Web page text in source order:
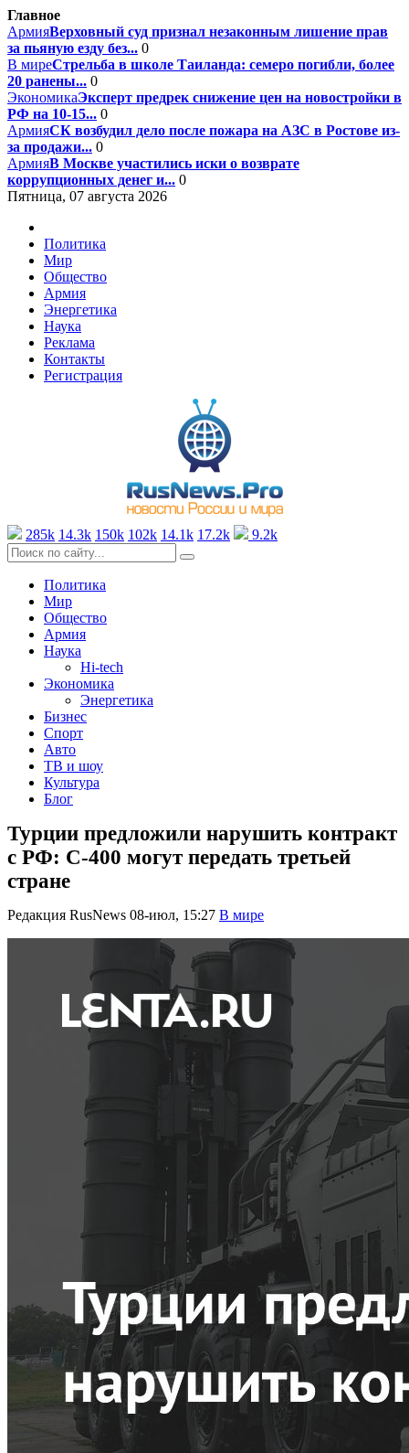
Главное
АрмияВерховный суд признал незаконным лишение прав
за пьяную езду без... 0
В миреСтрельба в школе Таиланда: семеро погибли, более
20 ранены... 0
ЭкономикаЭксперт предрек снижение цен на новостройки в
РФ на 10-15... 0
АрмияСК возбудил дело после пожара на АЗС в Ростове из-
за продажи... 0
АрмияВ Москве участились иски о возврате
коррупционных денег и... 0
Пятница, 07 августа 2026
Политика
Мир
Общество
Армия
Энергетика
Наука
Реклама
Контакты
Регистрация
285k 14.3k 150k 102k 14.1k 17.2k 9.2k
Политика
Мир
Общество
Армия
Наука
Hi-tech
Экономика
Энергетика
Бизнес
Спорт
Авто
ТВ и шоу
Культура
Блог
Турции предложили нарушить контракт
с РФ: С-400 могут передать третьей
стране
Редакция RusNews 08-июл, 15:27 В мире